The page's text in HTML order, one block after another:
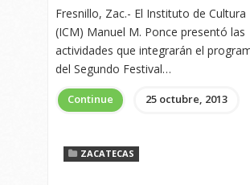
Fresnillo, Zac.- El Instituto de Cultura
(ICM) Manuel M. Ponce presentó las
actividades que integrarán el
del Segundo Festival…
Continue 25 octubre, 2013
ZACATECAS